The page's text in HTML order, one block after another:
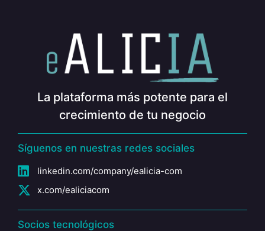
La plataforma más potente para el
crecimiento de tu negocio
Síguenos en nuestras redes sociales
linkedin.com/company/ealicia-com
x.com/ealiciacom
Socios tecnológicos